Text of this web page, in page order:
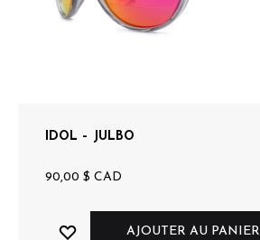
IDOL – JULBO
90,00 $ CAD
AJOUTER AU PANIER